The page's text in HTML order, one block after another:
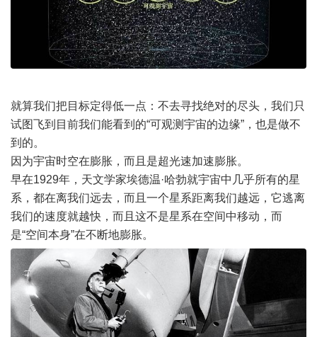
就算我们把目标定得低一点：不去寻找绝对的尽头，我们只
试图飞到目前我们能看到的“可观测宇宙的边缘”，也是做不
到的。
因为宇宙时空在膨胀，而且是超光速加速膨胀。
早在1929年，天文学家埃德温·哈勃就宇宙中几乎所有的星
系，都在离我们远去，而且一个星系距离我们越远，它逃离
我们的速度就越快，而且这不是星系在空间中移动，而
是“空间本身”在不断地膨胀。